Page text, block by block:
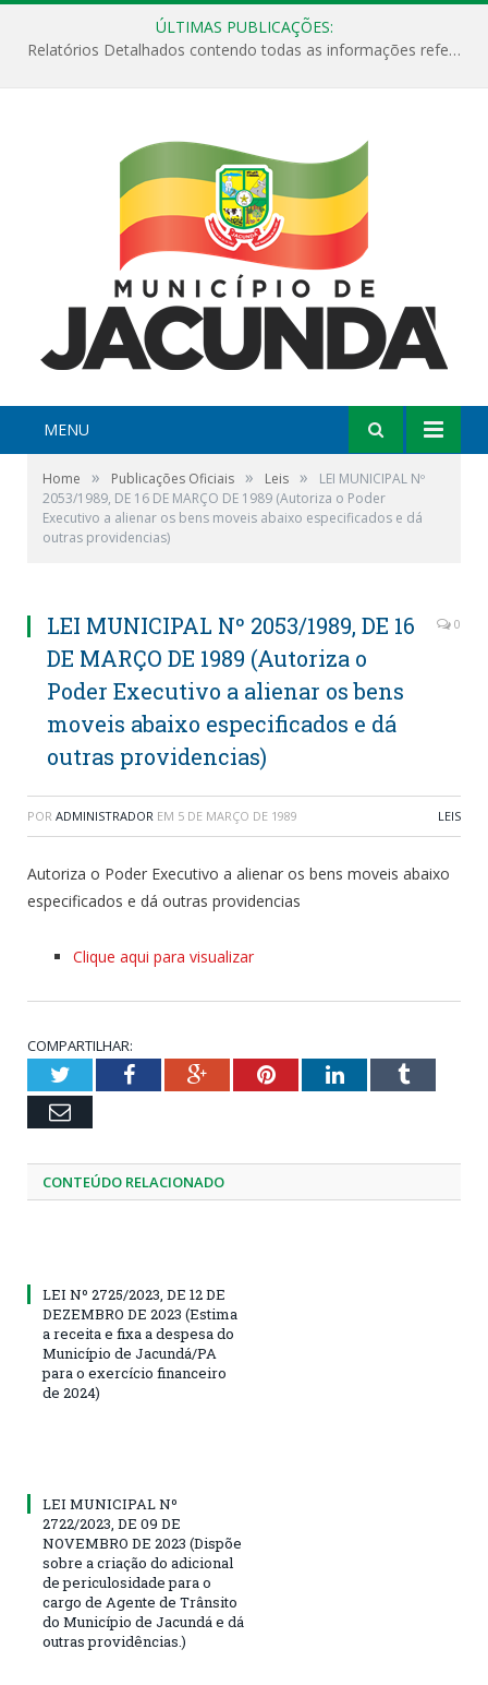
ÚLTIMAS PUBLICAÇÕES:
Relatórios Detalhados contendo todas as informações referentes a execução de recursos destinados ao fomento de projetos culturais no Município de Jacundá entre os anos de 2022 ao presente ano de 2026.
MENU
Home » Publicações Oficiais » Leis »
LEI MUNICIPAL Nº
2053/1989, DE 16 DE MARÇO DE 1989 (Autoriza o Poder
Executivo a alienar os bens moveis abaixo especificados e dá
outras providencias)
LEI MUNICIPAL Nº 2053/1989, DE 16
DE MARÇO DE 1989 (Autoriza o
Poder Executivo a alienar os bens
moveis abaixo especificados e dá
outras providencias)
0
POR ADMINISTRADOR EM 5 DE MARÇO DE 1989 LEIS
Autoriza o Poder Executivo a alienar os bens moveis abaixo
especificados e dá outras providencias
Clique aqui para visualizar
COMPARTILHAR:
TwitterFacebookGoogle+PinterestLinkedInTumblr
Email
CONTEÚDO RELACIONADO
LEI Nº 2725/2023, DE 12 DE
DEZEMBRO DE 2023 (Estima
a receita e fixa a despesa do
Município de Jacundá/PA
para o exercício financeiro
de 2024)
LEI MUNICIPAL Nº
2722/2023, DE 09 DE
NOVEMBRO DE 2023 (Dispõe
sobre a criação do adicional
de periculosidade para o
cargo de Agente de Trânsito
do Município de Jacundá e dá
outras providências.)